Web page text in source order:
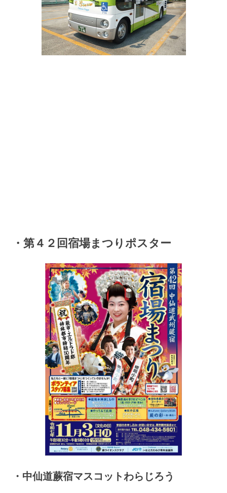
・第４２回宿場まつりポスター
・中仙道蕨宿マスコットわらじろう